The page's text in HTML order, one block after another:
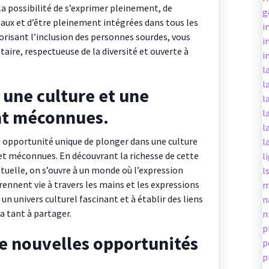
possibilité de s’exprimer pleinement, de
et d’être pleinement intégrées dans tous les
l’inclusion des personnes sourdes, vous
respectueuse de la diversité et ouverte à
culture et une
méconnues.
unique de plonger dans une culture
En découvrant la richesse de cette
on s’ouvre à un monde où l’expression
vie à travers les mains et les expressions
univers culturel fascinant et à établir des liens
tant à partager.
nouvelles opportunités